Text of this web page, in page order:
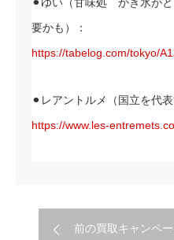
要かも）：
https://tabelog.com/tokyo/
⚫︎レアントルメ（国立を代
https://www.les-
前の買取キャンペ